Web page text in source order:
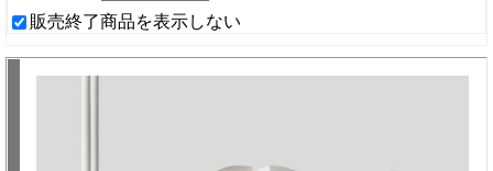
販売終了商品を表示しない